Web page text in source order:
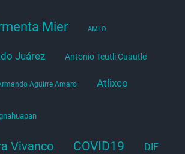
Mier AMLO
Juárez Antonio Teutli Cuautle
Aguirre Amaro Atlixco
Vivanco COVID19 DIF